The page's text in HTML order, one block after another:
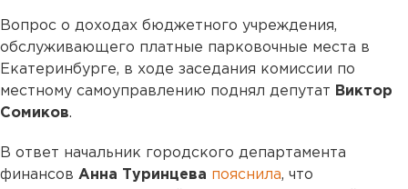
Вопрос о доходах бюджетного учреждения,
обслуживающего платные парковочные места в
Екатеринбурге, в ходе заседания комиссии по
местному самоуправлению поднял депутат Виктор
Сомиков.
В ответ начальник городского департамента
финансов Анна Туринцева пояснила, что